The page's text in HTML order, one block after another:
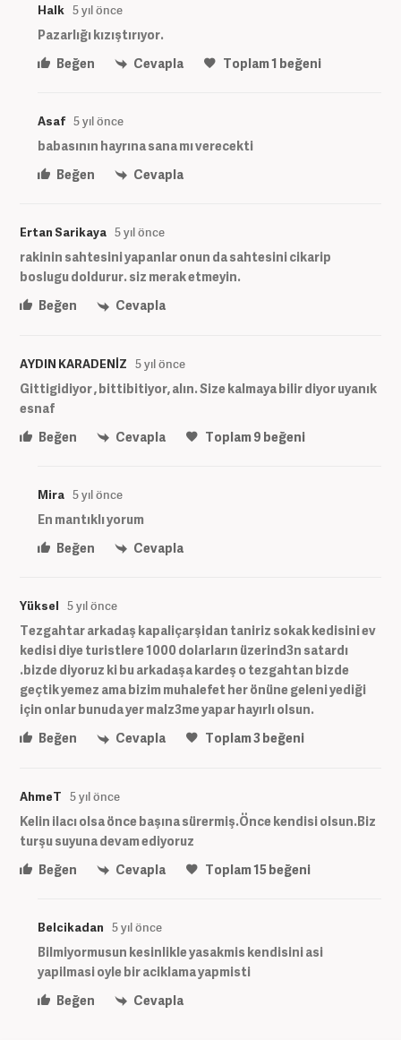
Halk 5 yıl önce
Pazarlığı kızıştırıyor.
Beğen
Cevapla Toplam1 beğeni
Asaf 5 yıl önce
babasının hayrına sana mı verecekti
Beğen
Cevapla
Ertan Sarikaya 5 yıl önce
rakinin sahtesini yapanlar onun da sahtesini cikarip
boslugu doldurur. siz merak etmeyin.
Beğen
Cevapla
AYDIN KARADENİZ 5 yıl önce
Gittigidiyor , bittibitiyor, alın. Size kalmaya bilir diyor uyanık
esnaf
Beğen
Cevapla Toplam9 beğeni
Mira 5 yıl önce
En mantıklı yorum
Beğen
Cevapla
Yüksel 5 yıl önce
Tezgahtar arkadaş kapaliçarşidan taniriz sokak kedisini ev
kedisi diye turistlere 1000 dolarların üzerind3n satardı
.bizde diyoruz ki bu arkadaşa kardeş o tezgahtan bizde
geçtik yemez ama bizim muhalefet her önüne geleni yediği
için onlar bunuda yer malz3me yapar hayırlı olsun.
Beğen
Cevapla Toplam3beğeni
AhmeT 5 yıl önce
Kelin ilacı olsa önce başına sürermiş.Önce kendisi olsun.Biz
turşu suyuna devam ediyoruz
Beğen
Cevapla Toplam15beğeni
Belcikadan 5 yıl önce
Bilmiyormusun kesinlikle yasakmis kendisini asi
yapilmasi oyle bir aciklama yapmisti
Beğen
Cevapla